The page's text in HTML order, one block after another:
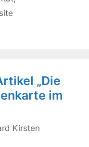
„Die
im
Kirsten